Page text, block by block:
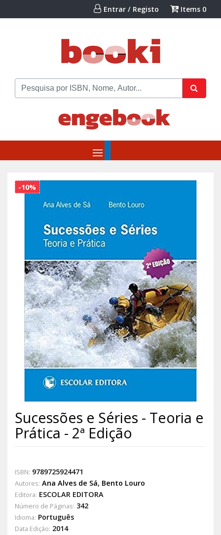
Entrar / Registo Items 0
-10%
Sucessões e Séries - Teoria e
Prática - 2ª Edição
ISBN: 9789725924471
Autores: Ana Alves de Sá, Bento Louro
Editora: ESCOLAR EDITORA
Número de Páginas: 342
Idioma: Português
Data Edição: 2014